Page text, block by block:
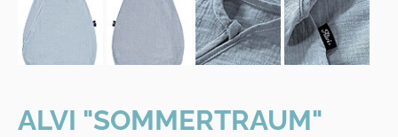
ALVI "SOMMERTRAUM"